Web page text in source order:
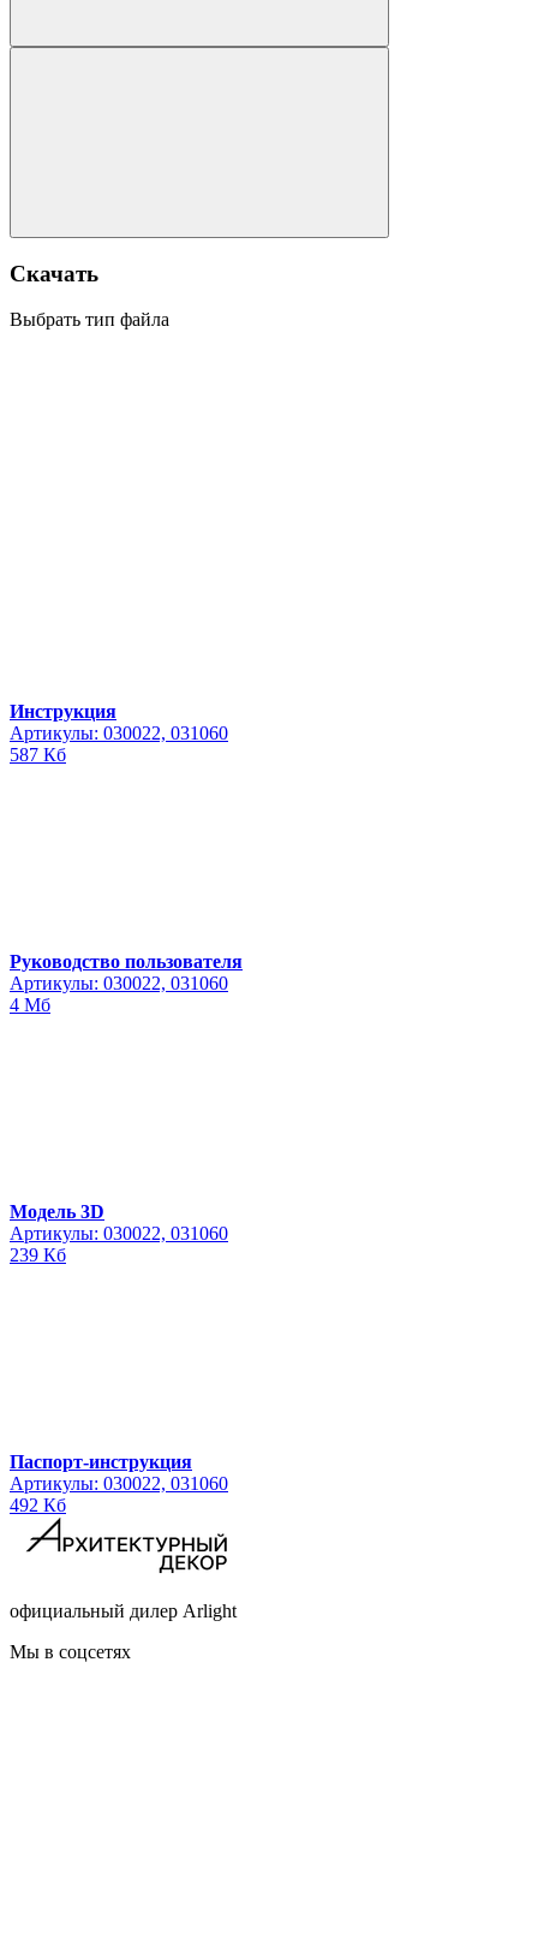
Скачать
Выбрать тип файла
Инструкция
Артикулы: 030022, 031060
587 Кб
Руководство пользователя
Артикулы: 030022, 031060
4 Мб
Модель 3D
Артикулы: 030022, 031060
239 Кб
Паспорт-инструкция
Артикулы: 030022, 031060
492 Кб
официальный дилер Arlight
Мы в соцсетях